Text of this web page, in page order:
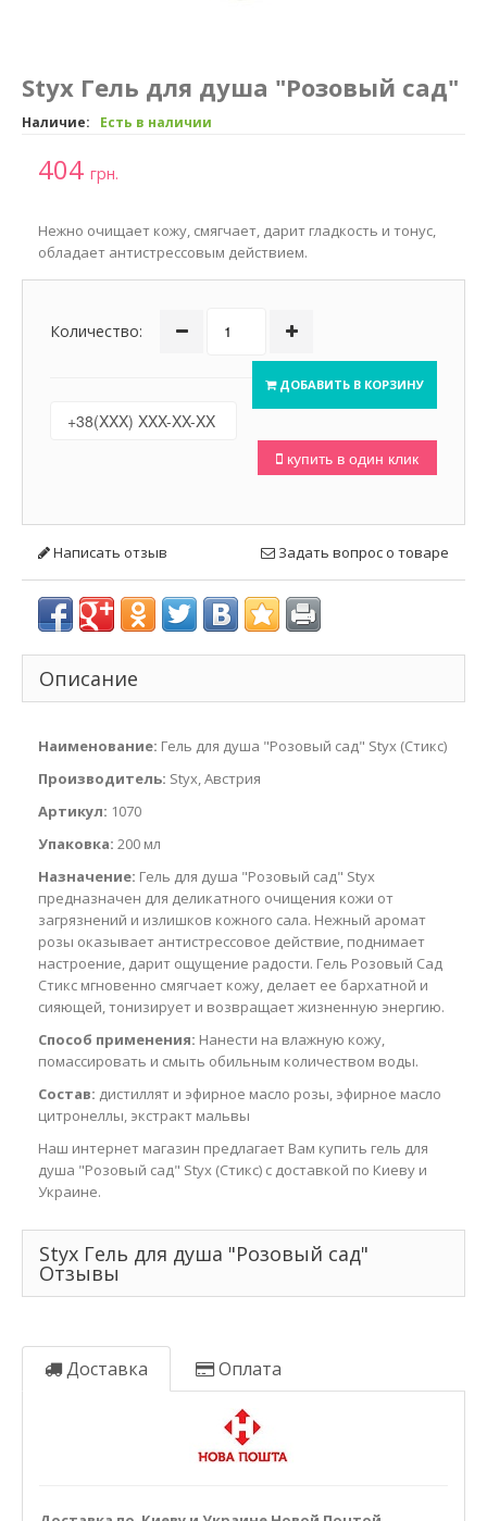
Styx Гель для душа "Розовый сад"
Наличие: Есть в наличии
404 грн.
Нежно очищает кожу, смягчает, дарит гладкость и тонус,
обладает антистрессовым действием.
Количество:
ДОБАВИТЬ В КОРЗИНУ
купить в один клик
Написать отзыв Задать вопрос о товаре
Описание
Наименование: Гель для душа "Розовый сад" Styx (Стикс)
Производитель: Styx, Австрия
Артикул: 1070
Упаковка: 200 мл
Назначение: Гель для душа "Розовый сад" Styx
предназначен для деликатного очищения кожи от
загрязнений и излишков кожного сала. Нежный аромат
розы оказывает антистрессовое действие, поднимает
настроение, дарит ощущение радости. Гель Розовый Сад
Стикс мгновенно смягчает кожу, делает ее бархатной и
сияющей, тонизирует и возвращает жизненную энергию.
Способ применения: Нанести на влажную кожу,
помассировать и смыть обильным количеством воды.
Состав: дистиллят и эфирное масло розы, эфирное масло
цитронеллы, экстракт мальвы
Наш интернет магазин предлагает Вам купить гель для
душа "Розовый сад" Styx (Стикс) с доставкой по Киеву и
Украине.
Styx Гель для душа "Розовый сад"
Отзывы
Доставка Оплата